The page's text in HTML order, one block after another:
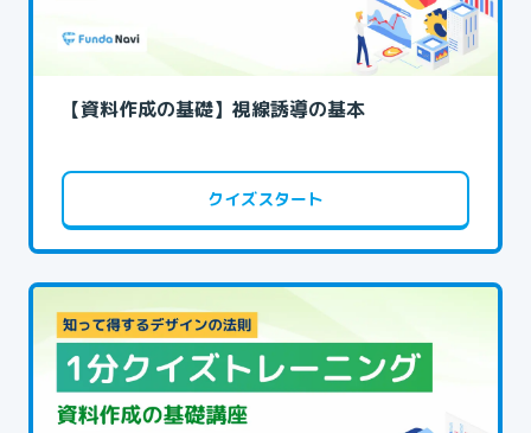
【資料作成の基礎】視線誘導の基本
クイズスタート